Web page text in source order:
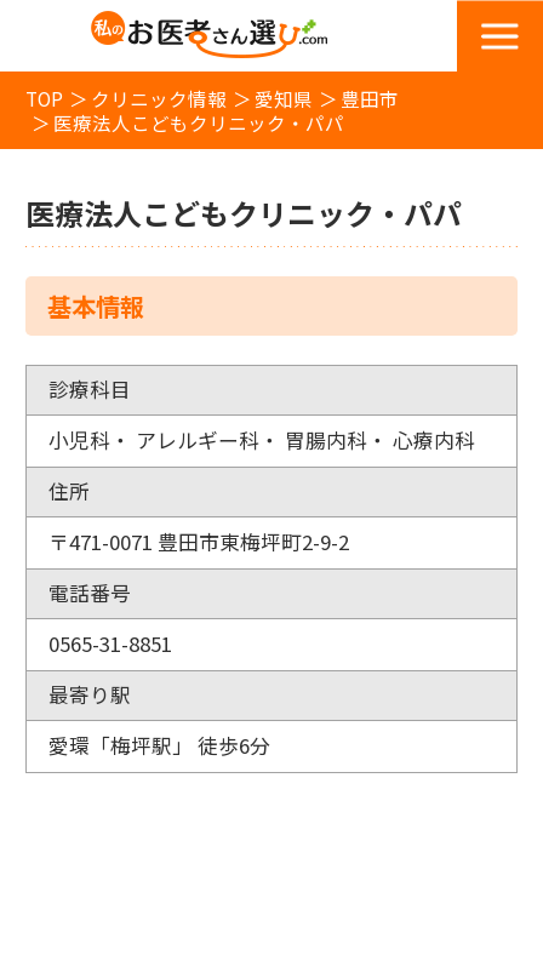
TOP クリニック情報 愛知県
豊田市
医療法人こどもクリニック・パパ
医療法人こどもクリニック・パパ
基本情報
診療科目
小児科・ アレルギー科・ 胃腸内科・ 心療内科
住所
〒471-0071 豊田市東梅坪町2-9-2
電話番号
0565-31-8851
最寄り駅
愛環「梅坪駅」 徒歩6分